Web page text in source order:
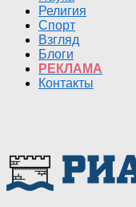
Религия
Спорт
Взгляд
Блоги
РЕКЛАМА
Контакты